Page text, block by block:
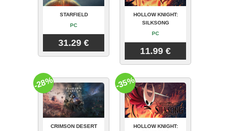
STARFIELD
PC
31.29 €
HOLLOW KNIGHT:
SILKSONG
PC
11.99 €
CRIMSON DESERT
-28%
HOLLOW KNIGHT:
-35%